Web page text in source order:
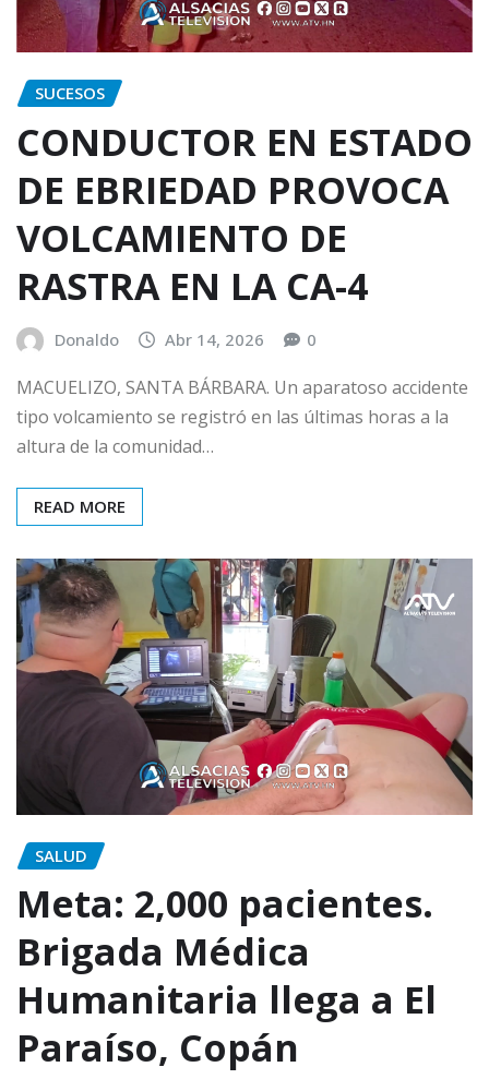
SUCESOS
CONDUCTOR EN ESTADO
DE EBRIEDAD PROVOCA
VOLCAMIENTO DE
RASTRA EN LA CA-4
Donaldo Abr 14, 2026 0
MACUELIZO, SANTA BÁRBARA. Un aparatoso accidente
tipo volcamiento se registró en las últimas horas a la
altura de la comunidad…
READ MORE
SALUD
Meta: 2,000 pacientes.
Brigada Médica
Humanitaria llega a El
Paraíso, Copán